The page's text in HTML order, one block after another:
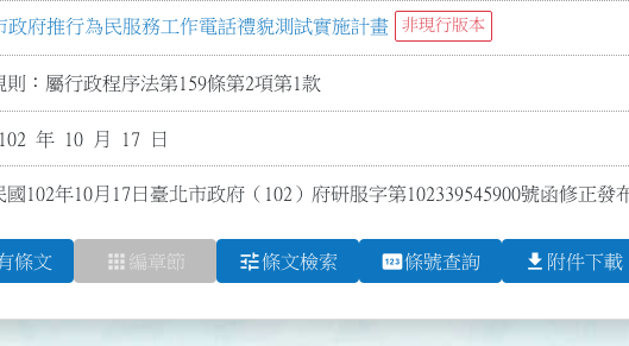
政府推行為民服務工作電話禮貌測試實施計畫 非現行版本
則：屬行政程序法第159條第2項第1款
年 10 月 17 日
國102年10月17日臺北市政府（102）府研服字第102339545900號函修正發
條文 apps 編章節 tune條文檢索 pin條號查詢 file_download 附件下載